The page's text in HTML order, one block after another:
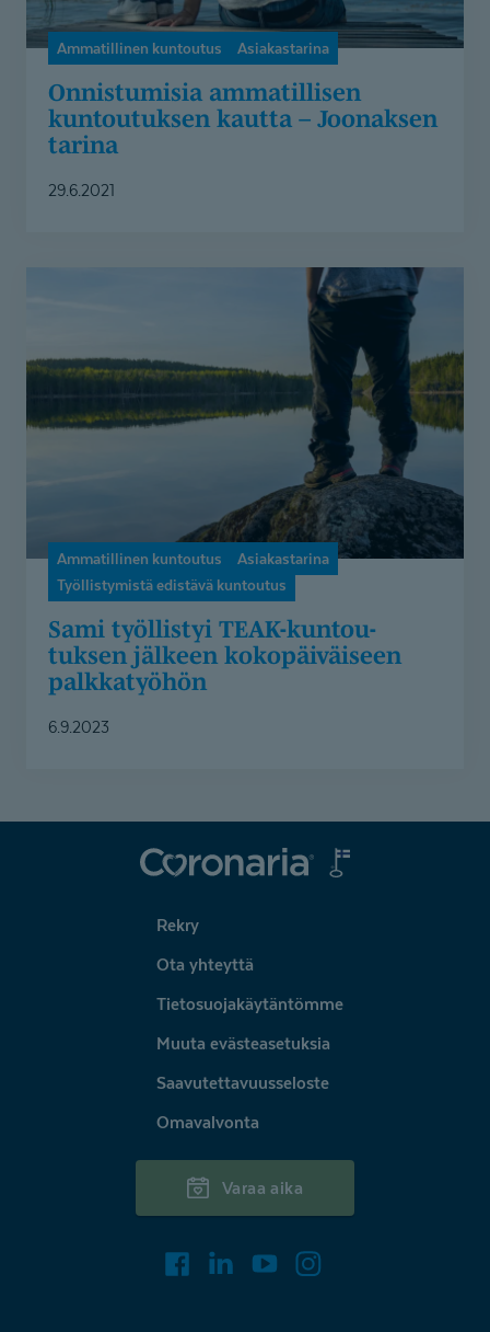
Ammatillinen kuntoutus Asiakastarina
Onnistumisia ammatillisen
kuntoutuksen kautta – Joonaksen
tarina
29.6.2021
kuntoutuksen
jälkeen
kokopäiväiseen
palkkatyöhön
Ammatillinen kuntoutus
Asiakastarina
Työllistymistä edistävä kuntoutus
Sami työllistyi TEAK-kuntou­
tuksen jälkeen kokopäiväiseen
palkkatyöhön
6.9.2023
Coronaria
Rekry
Ota yhteyttä
Tietosuojakäytäntömme
Muuta evästeasetuksia
Saavutettavuusseloste
Omavalvonta
Varaa aika
FacebookLinkedInYoutube